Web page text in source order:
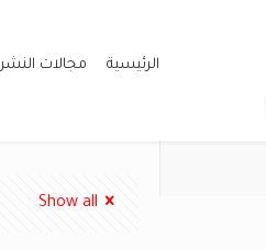
الرئيسية مجالات النشر
Show all